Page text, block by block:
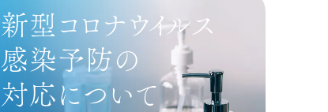
新型コロナウイルス
感染予防の
対応について